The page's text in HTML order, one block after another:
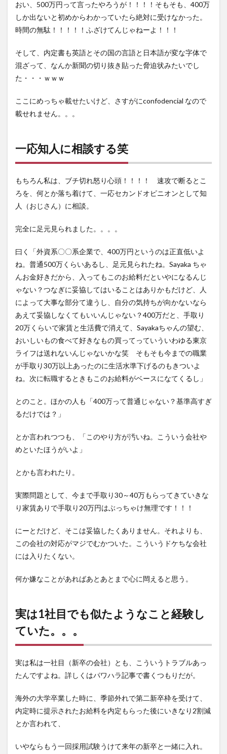
おい、500万円って言ったやろうが！！！！そもそも、400万
しか出ないと初めからわかっていたら絶対に受けなかった。
時間の無駄！！！！！ふざけてんじゃねーよ！！！
そして、内定書も英語とその国の言語と日本語が変な字体で
混ざって、なんか新聞の切り抜き貼った脅迫状みたいでし
た・・・ｗｗｗ
ここにめっちゃ載せたいけど、さすがにconfodencial なので
載せれません。。。
一応知人に相談する笑
もちろん私は、ブチ切れ怒り心頭！！！！ 速攻で断るとこ
ろを、何とか落ち着けて、一応セカンドオピニオンとして知
人（おじさん）に相談。
完全に足元見られました。。。。
曰く「外資系〇〇系企業で、400万円というのは正直低いよ
ね。普通500万くらいあるし、足元見られたね。Sayaka ちゃ
んお金好きだから、入ってもこのお給料だといやになるんじ
ゃない？つなぎに妥協してはいることはありかもだけど、人
によって大事な部分て違うし、自分の気持ちが向かないなら
あえて妥協しなくてもいいんじゃない？400万だと、手取り
20万くらいで家賃と生活費で消えて、Sayakaちゃんの望む、
おいしいもの食べて好きなもの買ってっていういわゆる東京
ライフは送れないんじゃないかな笑 そもそも今までの職業
が手取り30万以上あったのに生活水準下げるのもきついよ
ね。次に転職するときもこのお給料がベースになてくるし」
とのこと。ほかの人も「400万って普通じゃない？基準高すぎ
るだけでは？」
とか言われつつも、「このやり方が汚いね。こういう会社や
めといたほうがいよ」
とかも言われたり。
実際問題として、今まで手取り30～40万もらってきていきな
り家賃ありで手取り20万円はぶっちゃけ無理です！！！
にーとだけど、そこは妥協したくありません。それよりも、
この会社の対応がマジでむかついた。こういうドケちな会社
には入りたくない。
何か嫌なことがあればあとあとまで心に閊えると思う。
実は1社目でも似たようなこと経験し
ていた。。。
実は私は一社目（新卒の会社）とも、こういうトラブルあっ
たんですよね。詳しくはパワハラ記事で書くつもりだが。
海外の大学卒業した時に、季節外れで第二新卒枠を受けて、
内定時に提示されたお給料を内定もらった後にいきなり2割減
とか言われて、
いやならもう一回採用試験うけて来年の新卒と一緒に入れ。